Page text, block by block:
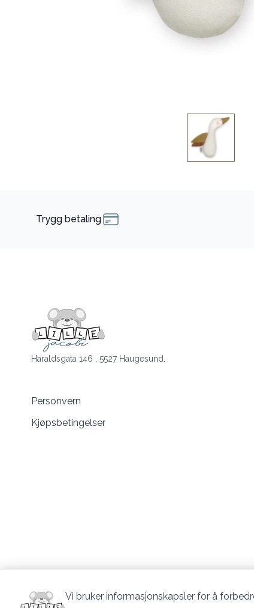
Trygg betaling
Haraldsgata 146 , 5527 Haugesund.
Personvern
Kjøpsbetingelser
Vi bruker informasjonskapsler for å